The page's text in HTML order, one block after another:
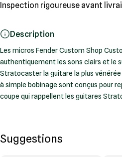
Inspection rigoureuse avant
Description
Les micros Fender Custom Shop
authentiquement les sons clairs et le
Stratocaster la guitare la plus
à simple bobinage sont conçus pour
coupe qui rappellent les guitares
Suggestions